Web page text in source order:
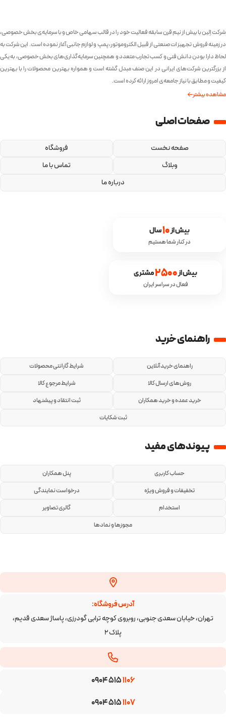
شرکت اِلین با بیش از نیم قرن سابقه فعالیت خود را در قالب سهامی خاص و با سرمایه‌ی بخش خصوصی،
در زمینه فروش تجهیزات صنعتی از قبیل الکتروموتور، پمپ و لوازم جانبی آغاز نموده است. این شرکت به
لحاظ دارا بودن دانش فنی و کسب تجارب متعدد و همچنین سرمایه‌گذاری‌های بخش خصوصی، به یکی
از بزرگترین شرکت‌های ایرانی در این صنف مبدل گشته است و همواره بهترین محصولات را با بهترین
کیفیت و مطابق با نیاز جامعه‌ی امروز ارائه کرده است.
مشاهده بیشتر
صفحات اصلی
صفحه نخست
فروشگاه
وبلاگ
تماس با ما
درباره ما
در کنار شما هستیم
بیش از 10
فعال در سراسر ایران
بیش از 2500
راهنمای خرید
راهنمای خرید آنلاین
شرایط گارانتی محصولات
روش‌های ارسال کالا
شرایط مرجوع کالا
خرید عمده و خرید همکاران
ثبت انتقاد و پیشنهاد
ثبت شکایات
پیوندهای مفید
حساب کاربری
پنل همکاران
تخفیفات و فروش ویژه
درخواست نمایندگی
استخدام
گالری تصاویر
مجوزها و نمادها
آدرس فروشگاه:
تهران، خیابان سعدی جنوبی، روبروی کوچه ترابی گودرزی، پاساژ سعدی قدیم،
پلاک ۲
0904 5151106
0904 5151107